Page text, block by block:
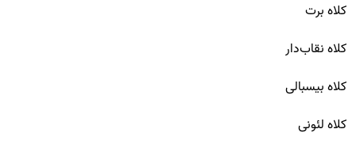
کلاه برت
کلاه نقاب‌دار
کلاه بیسبالی
کلاه لئونی